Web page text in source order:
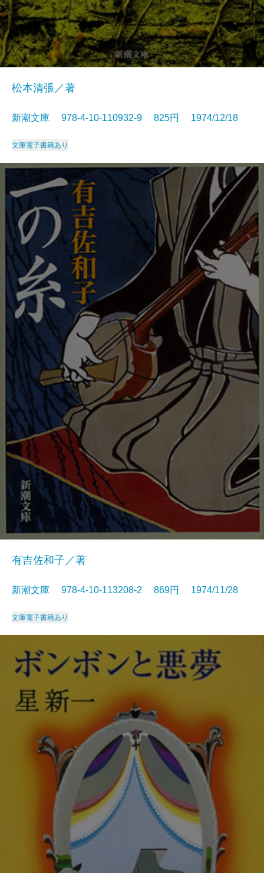
松本清張／著
新潮文庫 978-4-10-110932-9 825円 1974/12/18
文庫電子書籍あり
有吉佐和子／著
新潮文庫 978-4-10-113208-2 869円 1974/11/28
文庫電子書籍あり